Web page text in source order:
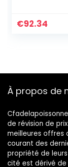
Bord, en
€92.34
À propos de
de révision de
meilleures offres
courant des
propriété de
cité est dérivé de